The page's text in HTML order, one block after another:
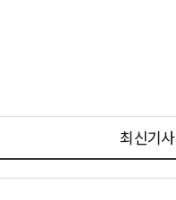
최신기사